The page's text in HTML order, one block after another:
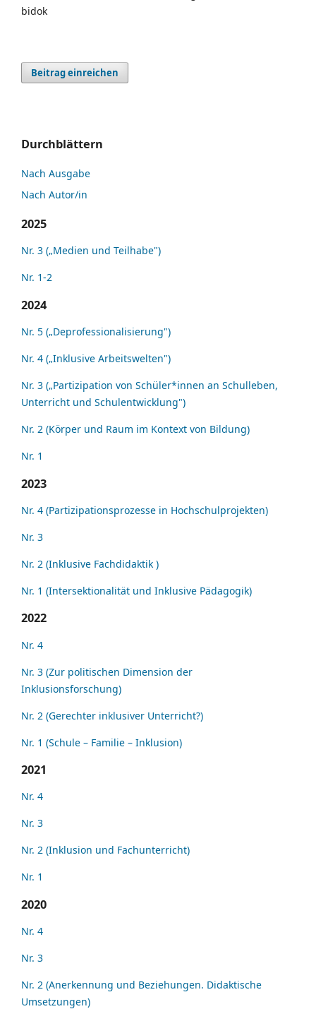
bidok
Beitrag einreichen
Durchblättern
Nach Ausgabe
Nach Autor/in
2025
Nr. 3 („Medien und Teilhabe")
Nr. 1-2
2024
Nr. 5 („Deprofessionalisierung")
Nr. 4 („Inklusive Arbeitswelten")
Nr. 3 („Partizipation von Schüler*innen an Schulleben,
Unterricht und Schulentwicklung")
Nr. 2 (Körper und Raum im Kontext von Bildung)
Nr. 1
2023
Nr. 4 (Partizipationsprozesse in Hochschulprojekten)
Nr. 3
Nr. 2 (Inklusive Fachdidaktik )
Nr. 1 (Intersektionalität und Inklusive Pädagogik)
2022
Nr. 4
Nr. 3 (Zur politischen Dimension der
Inklusionsforschung)
Nr. 2 (Gerechter inklusiver Unterricht?)
Nr. 1 (Schule – Familie – Inklusion)
2021
Nr. 4
Nr. 3
Nr. 2 (Inklusion und Fachunterricht)
Nr. 1
2020
Nr. 4
Nr. 3
Nr. 2 (Anerkennung und Beziehungen. Didaktische
Umsetzungen)